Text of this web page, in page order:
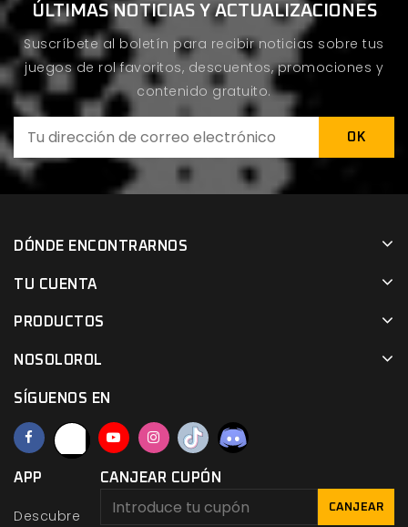
ÚLTIMAS NOTICIAS Y ACTUALIZACIONES
Suscríbete al boletín para recibir noticias sobre tus
juegos de rol favoritos, descuentos, promociones y
contenido gratuito.
DÓNDE ENCONTRARNOS
TU CUENTA
PRODUCTOS
NOSOLOROL
SÍGUENOS EN
APP
Descubre
CANJEAR CUPÓN
CANJEAR